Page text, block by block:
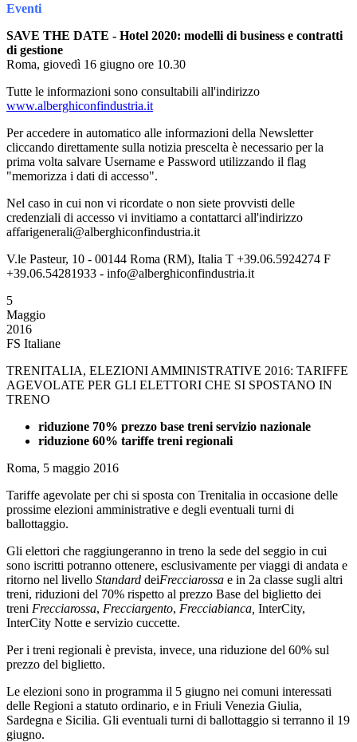
Eventi
SAVE THE DATE - Hotel 2020: modelli di business e contratti
di gestione
Roma, giovedì 16 giugno ore 10.30
Tutte le informazioni sono consultabili all'indirizzo
www.alberghiconfindustria.it
Per accedere in automatico alle informazioni della Newsletter
cliccando direttamente sulla notizia prescelta è necessario per la
prima volta salvare Username e Password utilizzando il flag
"memorizza i dati di accesso".
Nel caso in cui non vi ricordate o non siete provvisti delle
credenziali di accesso vi invitiamo a contattarci all'indirizzo
affarigenerali@alberghiconfindustria.it
V.le Pasteur, 10 - 00144 Roma (RM), Italia T +39.06.5924274 F
+39.06.54281933 - info@alberghiconfindustria.it
5
Maggio
2016
FS Italiane
TRENITALIA, ELEZIONI AMMINISTRATIVE 2016: TARIFFE
AGEVOLATE PER GLI ELETTORI CHE SI SPOSTANO IN
TRENO
riduzione 70% prezzo base treni servizio nazionale
riduzione 60% tariffe treni regionali
Roma, 5 maggio 2016
Tariffe agevolate per chi si sposta con Trenitalia in occasione delle
prossime elezioni amministrative e degli eventuali turni di
ballottaggio.
Gli elettori che raggiungeranno in treno la sede del seggio in cui
sono iscritti potranno ottenere, esclusivamente per viaggi di andata e
ritorno nel livello Standard deiFrecciarossa e in 2a classe sugli altri
treni, riduzioni del 70% rispetto al prezzo Base del biglietto dei
treni Frecciarossa, Frecciargento, Frecciabianca, InterCity,
InterCity Notte e servizio cuccette.
Per i treni regionali è prevista, invece, una riduzione del 60% sul
prezzo del biglietto.
Le elezioni sono in programma il 5 giugno nei comuni interessati
delle Regioni a statuto ordinario, e in Friuli Venezia Giulia,
Sardegna e Sicilia. Gli eventuali turni di ballottaggio si terranno il 19
giugno.